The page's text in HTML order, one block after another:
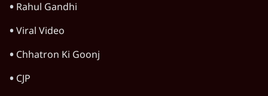
Rahul Gandhi
Viral Video
Chhatron Ki Goonj
CJP